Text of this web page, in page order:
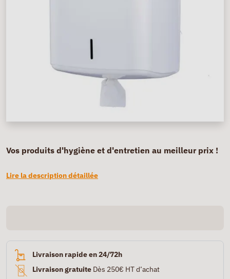
Vos produits d'hygiène et d'entretien au meilleur prix !
Lire la description détaillée
Livraison rapide en 24/72h
Livraison gratuite Dès 250€ HT d’achat